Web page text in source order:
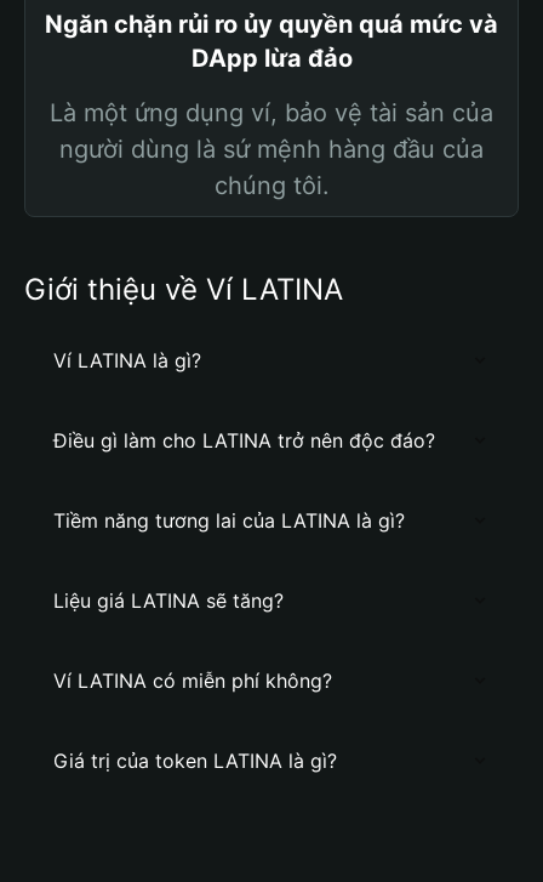
Ngăn chặn rủi ro ủy quyền quá mức và
DApp lừa đảo
Là một ứng dụng ví, bảo vệ tài sản của
người dùng là sứ mệnh hàng đầu của
chúng tôi.
Giới thiệu về Ví LATINA
Ví LATINA là gì?
Điều gì làm cho LATINA trở nên độc đáo?
Tiềm năng tương lai của LATINA là gì?
Liệu giá LATINA sẽ tăng?
Ví LATINA có miễn phí không?
Giá trị của token LATINA là gì?